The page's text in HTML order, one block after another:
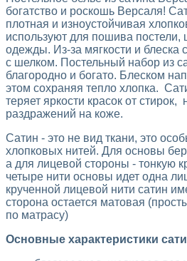
богатство и роскошь Версаля!
плотная и изноустойчивая
используют для пошива постели,
одежды. Из-за мягкости и блеска
с шелком. Постельный набор из
благородно и богато. Блеском
этом сохраняя тепло хлопка.
теряет яркости красок от
раздражений на коже.
Сатин - это не вид ткани, это
хлопковых нитей. Для основы
а для лицевой стороны - тонкую
четыре нити основы идет одна
крученной лицевой нити сатин
сторона остается матовая
по матрасу)
Основные характеристики